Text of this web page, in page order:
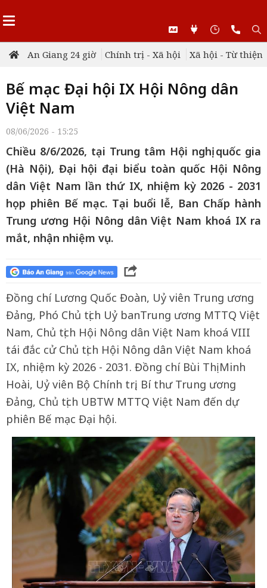
An Giang 24 giờ Chính trị - Xã hội Xã hội - Từ thiện
Bế mạc Đại hội IX Hội Nông dân
Việt Nam
08/06/2026 - 15:25
Chiều 8/6/2026, tại Trung tâm Hội nghị quốc gia
(Hà Nội), Đại hội đại biểu toàn quốc Hội Nông
dân Việt Nam lần thứ IX, nhiệm kỳ 2026 - 2031
họp phiên Bế mạc. Tại buổi lễ, Ban Chấp hành
Trung ương Hội Nông dân Việt Nam khoá IX ra
mắt, nhận nhiệm vụ.
Đồng chí Lương Quốc Đoàn, Uỷ viên Trung ương
Đảng, Phó Chủ tịch Uỷ banTrung ương MTTQ Việt
Nam, Chủ tịch Hội Nông dân Việt Nam khoá VIII
tái đắc cử Chủ tịch Hội Nông dân Việt Nam khoá
IX, nhiệm kỳ 2026 - 2031. Đồng chí Bùi Thị Minh
Hoài, Uỷ viên Bộ Chính trị, Bí thư Trung ương
Đảng, Chủ tịch UBTW MTTQ Việt Nam đến dự
phiên Bế mạc Đại hội.